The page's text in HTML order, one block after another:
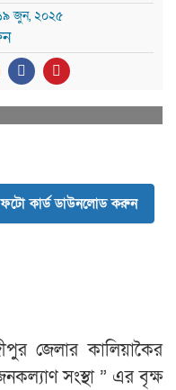
জুন, ২০২৫
কার্ড ডাউনলোড করুন
জেলার কালিয়াকৈর
সংস্থা ” এর বৃক্ষ